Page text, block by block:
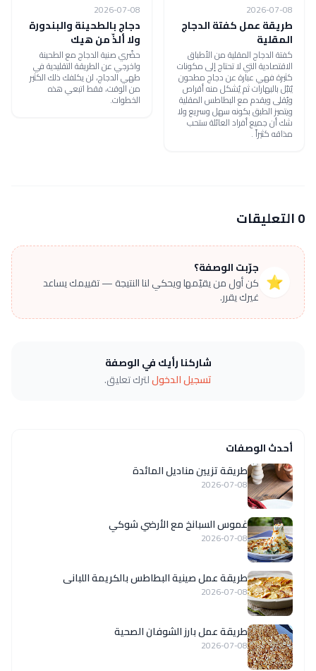
2026-07-08
طريقة عمل كفتة الدجاج
المقلية
كفتة الدجاج المقلية من الأطباق
الاقتصادية التي لا تحتاج إلى مكونات
كثيرة فهي عبارة عن دجاج مطحون
يُتبّل بالبهارات ثم يُشكل منه أقراص
ويُقلى ويقدم مع البطاطس المقلية
ويتميز الطبق بكونه سهل وسريع ولا
شك أن جميع أفراد العائلة ستحب
مذاقه كثيراً .
2026-07-08
دجاج بالطحينة والبندورة
ولا ألذّ من هيك
حضّري صنية الدجاج مع الطحينة
واخرجي عن الطريقة التقليدية في
طهي الدجاج، لن يكلفك ذلك الكثير
من الوقت، فقط اتبعي هذه
الخطوات.
0 التعليقات
⭐
جرّبت الوصفة؟
كن أول من يقيّمها ويحكي لنا النتيجة — تقييمك يساعد
غيرك يقرر.
شاركنا رأيك في الوصفة
تسجيل الدخوللترك تعليق.
أحدث الوصفات
طريقة تزيين مناديل المائدة
2026-07-08
غموس السبانخ مع الأرضي شوكي
2026-07-08
طريقة عمل صينية البطاطس بالكريمة اللبانى
2026-07-08
طريقة عمل بارز الشوفان الصحية
2026-07-08